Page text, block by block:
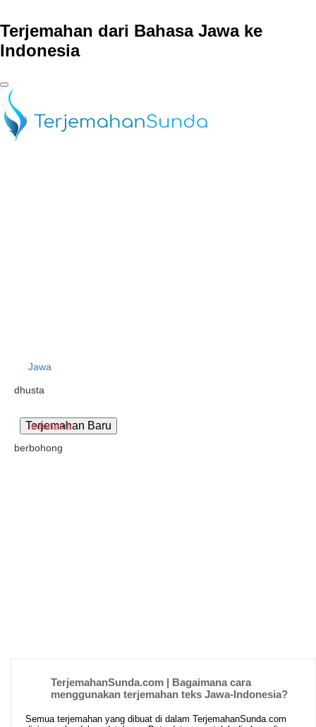
Terjemahan dari Bahasa Jawa ke
Indonesia
Jawa
dhusta
Indonesia
berbohong
TerjemahanSunda.com | Bagaimana cara
menggunakan terjemahan teks Jawa-Indonesia?
Semua terjemahan yang dibuat di dalam TerjemahanSunda.com